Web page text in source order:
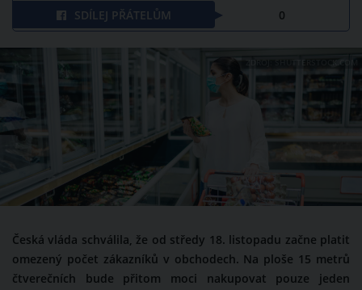
SDÍLEJ PŘÁTELŮM 0
ZDROJ: SHUTTERSTOCK.COM
Česká vláda schválila, že od středy 18. listopadu začne platit
omezený počet zákazníků v obchodech. Na ploše 15 metrů
čtverečních bude přitom moci nakupovat pouze jeden